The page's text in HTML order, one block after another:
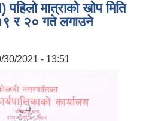
मात्राको खोप मिति
र २० गते लगाउने
30/2021 - 13:51